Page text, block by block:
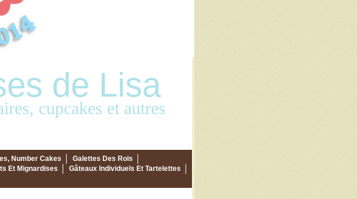
de Lisa
cupcakes et autres
Number Cakes
Galettes Des Rois
Et Mignardises
Gâteaux Individuels Et Tartelettes